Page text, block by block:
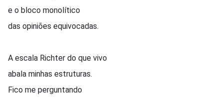
e o bloco monolítico
das opiniões equivocadas.
A escala Richter do que vivo
abala minhas estruturas.
Fico me perguntando